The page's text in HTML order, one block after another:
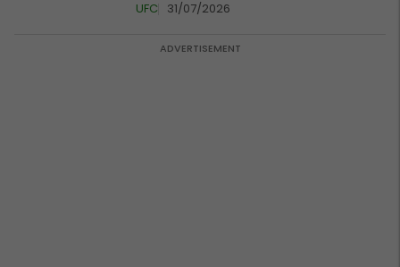
simbol të identitetit
UFC 31/07/2026